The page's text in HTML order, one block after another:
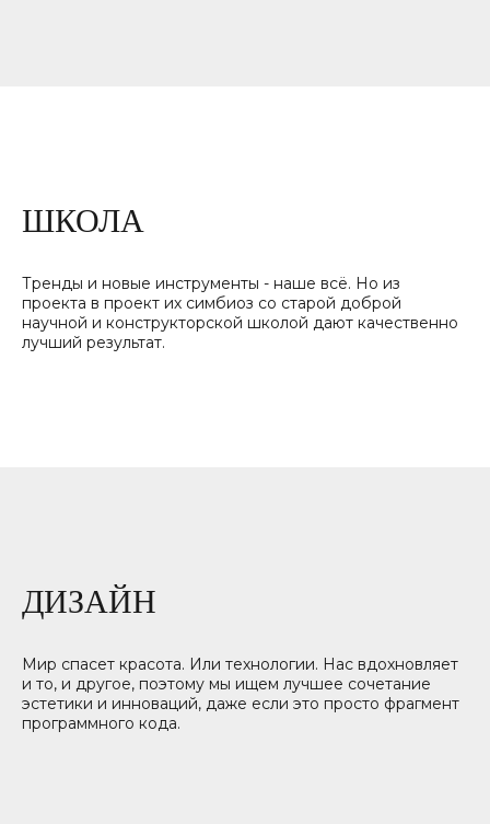
ПОДРОБНЕЕ
ШКОЛ А
Тренды и новые инструменты - наше всё. Но из
проекта в проект их симбиоз со старой доброй
научной и конструкторской школой дают качественно
лучший результат.
ДИЗАЙН
Мир спасет красота. Или технологии. Нас вдохновляет
и то, и другое, поэтому мы ищем лучшее сочетание
эстетики и инноваций, даже если это просто фрагмент
программного кода.